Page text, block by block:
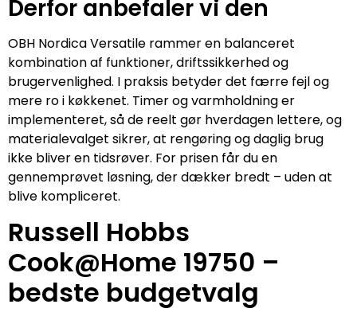
Derfor anbefaler vi den
OBH Nordica Versatile rammer en balanceret
kombination af funktioner, driftssikkerhed og
brugervenlighed. I praksis betyder det færre fejl og
mere ro i køkkenet. Timer og varmholdning er
implementeret, så de reelt gør hverdagen lettere, og
materialevalget sikrer, at rengøring og daglig brug
ikke bliver en tidsrøver. For prisen får du en
gennemprøvet løsning, der dækker bredt – uden at
blive kompliceret.
Russell Hobbs
Cook@Home 19750 –
bedste budgetvalg